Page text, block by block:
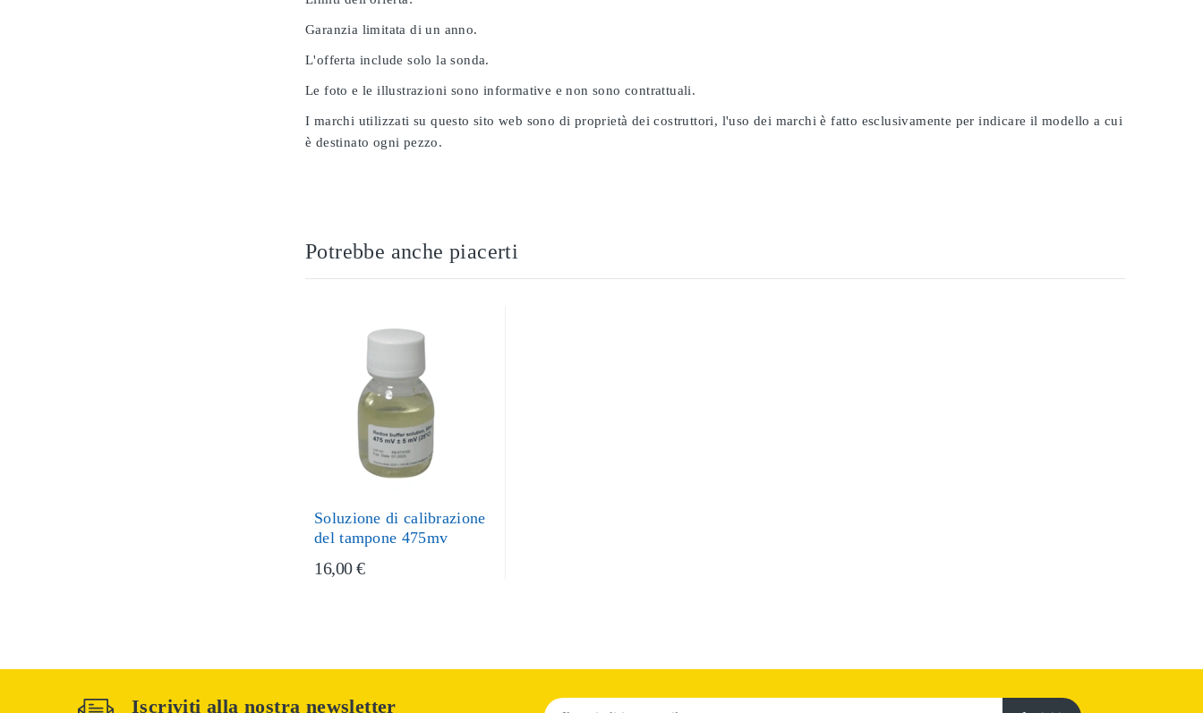
Garanzia limitata di un anno.
L'offerta include solo la sonda.
Le foto e le illustrazioni sono informative e non sono contrattuali.
I marchi utilizzati su questo sito web sono di proprietà dei costruttori, l'uso dei marchi è fatto esclusivamente per indicare il modello a cui
è destinato ogni pezzo.
Potrebbe anche piacerti
Soluzione di calibrazione
del tampone 475mv
16,00 €
Iscriviti alla nostra newsletter